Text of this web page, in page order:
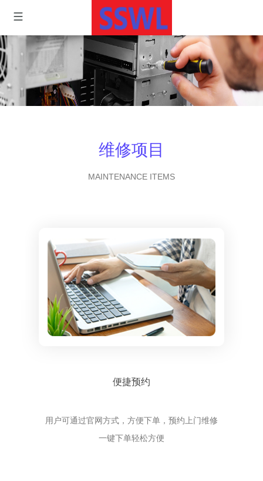
维修项目
MAINTENANCE ITEMS
便捷预约
用户可通过官网方式，方便下单，预约上门维修
一键下单轻松方便